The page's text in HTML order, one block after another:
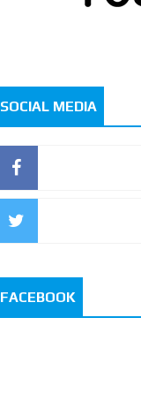
SOCIAL MEDIA
FACEBOOK